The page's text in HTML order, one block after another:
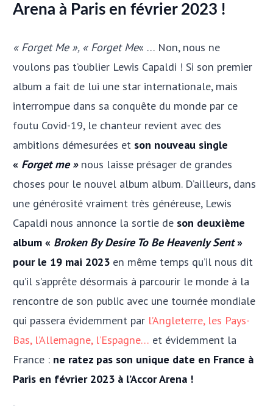
Arena à Paris en février 2023 !
« Forget Me », « Forget Me« … Non, nous ne
voulons pas t’oublier Lewis Capaldi ! Si son premier
album a fait de lui une star internationale, mais
interrompue dans sa conquête du monde par ce
foutu Covid-19, le chanteur revient avec des
ambitions démesurées et son nouveau single
« Forget me »nous laisse présager de grandes
choses pour le nouvel album album. D’ailleurs, dans
une générosité vraiment très généreuse, Lewis
Capaldi nous annonce la sortie de son deuxième
album « Broken By Desire To Be Heavenly Sent»
pour le 19 mai 2023 en même temps qu’il nous dit
qu’il s’apprête désormais à parcourir le monde à la
rencontre de son public avec une tournée mondiale
qui passera évidemment par l’Angleterre, les Pays-
Bas, l’Allemagne, l’Espagne… et évidemment la
France : ne ratez pas son unique date en France à
Paris en février 2023 à l’Accor Arena !